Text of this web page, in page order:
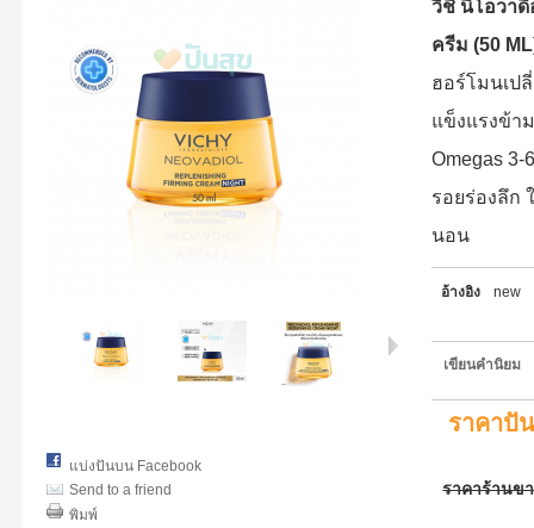
แบ่งปันบน Facebook
Send to a friend
พิมพ์
วิชี่ นีโอวาดี
ครีม (50
ฮอร์โมนเป
แข็งแรงข้า
Omegas
รอยร่องลึก
นอน
อ้างอิง new
เขียนคำนิยม
ราคาปั
ราคาร้านข